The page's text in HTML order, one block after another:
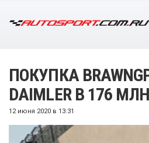
ПОКУПКА
DAIMLER В 176
12 июня 2020 в 13:31